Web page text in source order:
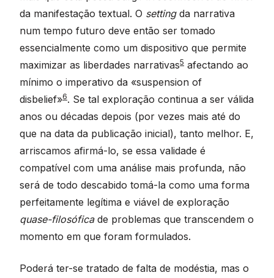
da manifestação textual. O settingda narrativa
num tempo futuro deve então ser tomado
essencialmente como um dispositivo que permite
maximizar as liberdades narrativas5 afectando ao
mínimo o imperativo da «suspension of
disbelief»6. Se tal exploração continua a ser válida
anos ou décadas depois (por vezes mais até do
que na data da publicação inicial), tanto melhor. E,
arriscamos afirmá-lo, se essa validade é
compatível com uma análise mais profunda, não
será de todo descabido tomá-la como uma forma
perfeitamente legítima e viável de exploração
quase-filosóficade problemas que transcendem o
momento em que foram formulados.
Poderá ter-se tratado de falta de modéstia, mas o